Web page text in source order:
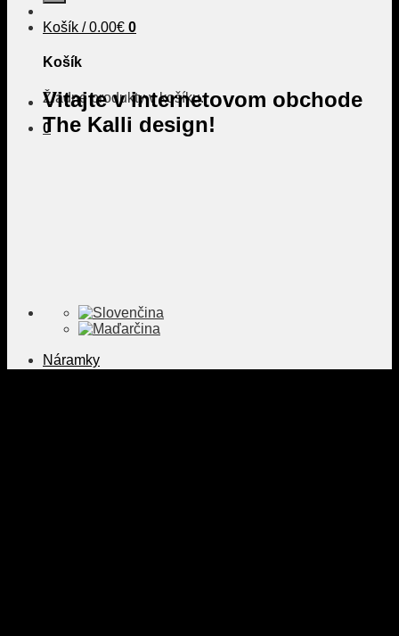
Košík /0.00€ 0
Košík
Žiadne produkty v košíku.
0
Vitajte v internetovom obchode
The Kalli design!
Náramky